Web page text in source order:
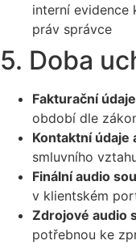
interní evidence
práv správce
5. Doba
Fakturační
období dle
Kontaktní údaje
smluvního
Finální audio
v klientském
Zdrojové audio
potřebnou ke